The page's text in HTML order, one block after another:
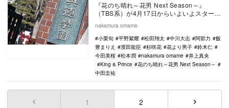
『花のち晴れ～花男 Next Season～』
（TBS系）が4月17日からいよいよスタート
nakamura omame
小栗旬
平野紫耀 松田翔太 中川大志 阿部力
飯
豊まりえ
濱田龍臣 杉咲花 花より男子
鈴木仁
今田美桜
松本潤 nakamura omame
井上真央
King & Prince
花のち晴れ～花男 Next Season～
中田圭祐
1 2